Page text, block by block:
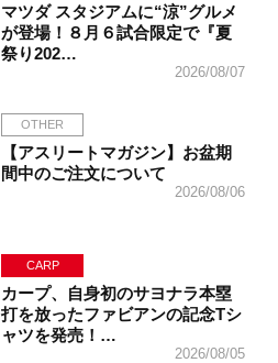
マツダ スタジアムに“涼”グルメ
が登場！８月６試合限定で『夏
祭り202…
2026/08/07
OTHER
【アスリートマガジン】お盆期
間中のご注文について
2026/08/06
CARP
カープ、自身初のサヨナラ本塁
打を放ったファビアンの記念Tシ
ャツを発売！…
2026/08/05